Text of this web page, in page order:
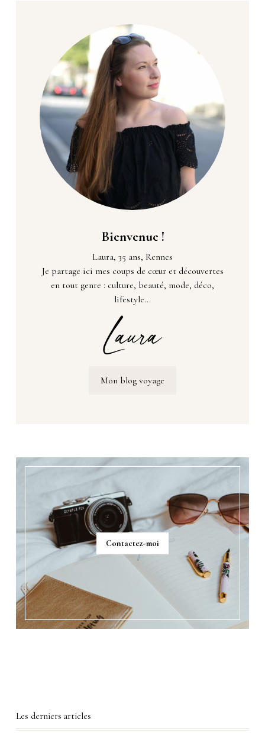
Bienvenue !
Laura, 35 ans, Rennes
Je partage ici mes coups de cœur et découvertes
en tout genre : culture, beauté, mode, déco,
lifestyle...
Mon blog voyage
Contactez-moi
Les derniers articles